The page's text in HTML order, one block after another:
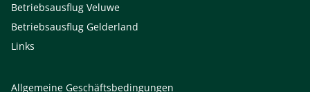
Betriebsausflug Veluwe
Betriebsausflug Gelderland
Links
Allgemeine Geschäftsbedingungen